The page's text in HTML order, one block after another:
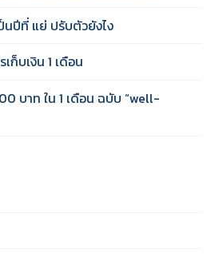
ปีที่ แย่ ปรับตัวยังไง
ก็บเงิน 1 เดือน
บาท ใน 1 เดือน ฉบับ “well-